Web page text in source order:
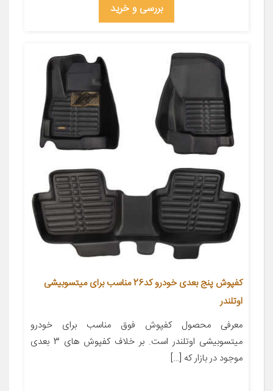
بررسی و خرید
کفپوش پنج بعدی خودرو کد26 مناسب برای میتسوبیشی
اوتلندر
معرفی محصول کفپوش فوق مناسب برای خودرو
میتسوبیشی اوتلندر است. بر خلاف کفپوش های 3 بعدی
موجود در بازار که […]